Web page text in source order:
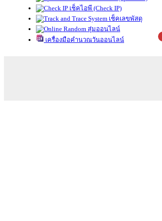
เช็คไอพี (Check IP)
เช็คเลขพัสดุ
สุ่มออนไลน์
เครื่องมือคำนวณวันออนไลน์